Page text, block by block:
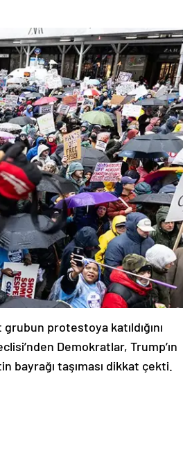
protestoya katıldığını
Demokratlar, Trump’ın
bayrağı taşıması dikkat çekti.